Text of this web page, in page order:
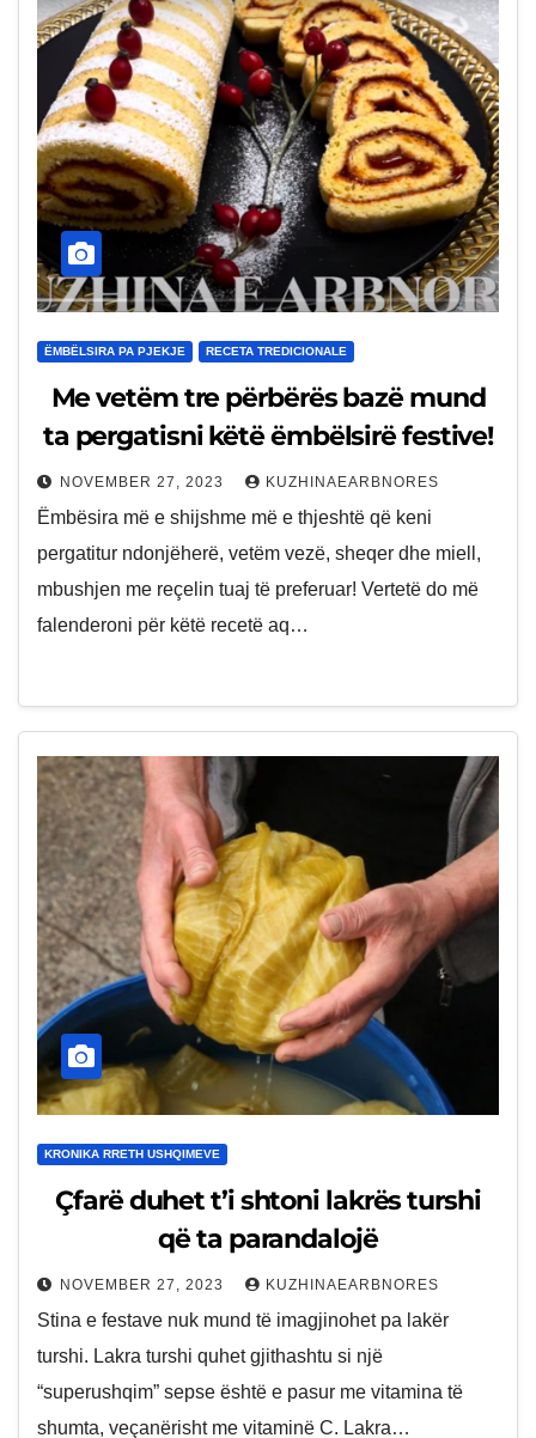
ËMBËLSIRA PA PJEKJE RECETA TREDICIONALE
Me vetëm tre përbërës bazë mund
ta pergatisni këtë ëmbëlsirë festive!
NOVEMBER 27, 2023 KUZHINAEARBNORES
Ëmbësira më e shijshme më e thjeshtë që keni
pergatitur ndonjëherë, vetëm vezë, sheqer dhe miell,
mbushjen me reçelin tuaj të preferuar! Vertetë do më
falenderoni për këtë recetë aq…
KRONIKA RRETH USHQIMEVE
Çfarë duhet t’i shtoni lakrës turshi
që ta parandalojë
NOVEMBER 27, 2023 KUZHINAEARBNORES
Stina e festave nuk mund të imagjinohet pa lakër
turshi. Lakra turshi quhet gjithashtu si një
“superushqim” sepse është e pasur me vitamina të
shumta, veçanërisht me vitaminë C. Lakra…